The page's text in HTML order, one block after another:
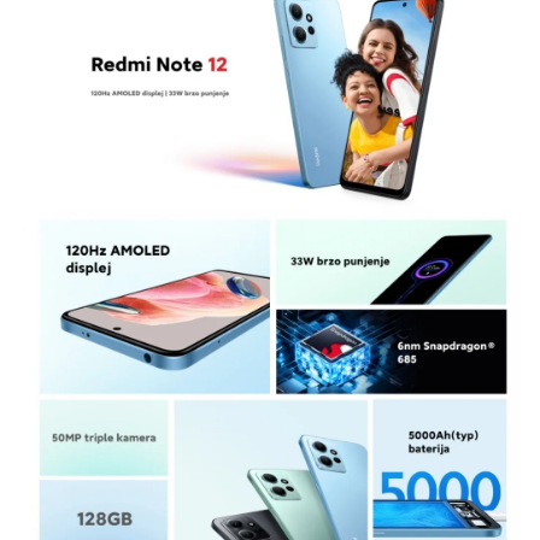
Baterija:Kada je reč o bateriji, kompanija Xiaomi
je vodeća po tom pitanju. Redmi Note 12 se
opredelio za 5000 mAh, jačinu baterije. Ova
snaga baterije će vam biti dovoljna za ceo dan. A
podrška za punjenje od 33W sa USB-C 2.0 brzine,
Ukratko:Xiaomi Redmi Note 12 4/128GB Plavi je
telefon sa dobrom kamerom, velikim ekranom,
odličnim procesorom i povoljnom cenom.